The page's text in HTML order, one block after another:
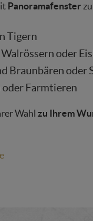
Panoramafenster
Tigern
Walrössern oder
Braunbären oder
oder Farmtieren
Wahl zu Ihrem